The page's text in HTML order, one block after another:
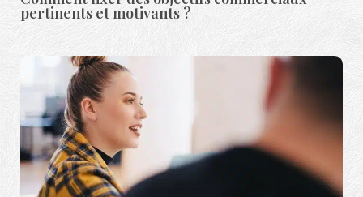
pertinents et motivants ?